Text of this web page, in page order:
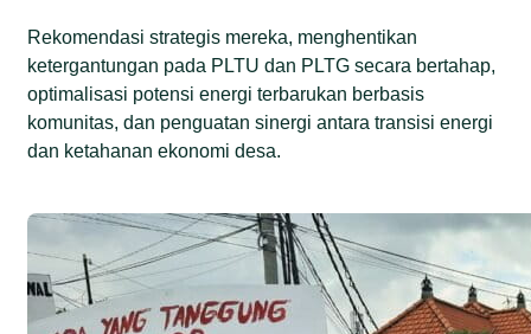
Rekomendasi strategis mereka, menghentikan
ketergantungan pada PLTU dan PLTG secara bertahap,
optimalisasi potensi energi terbarukan berbasis
komunitas, dan penguatan sinergi antara transisi energi
dan ketahanan ekonomi desa.